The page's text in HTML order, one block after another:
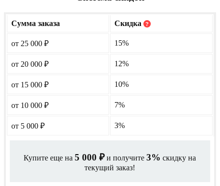
Сумма заказа Скидка ?
от 25 000 ₽ 15%
от 20 000 ₽ 12%
от 15 000 ₽ 10%
от 10 000 ₽ 7%
от 5 000 ₽ 3%
Купите еще на5 000₽и получите3% скидку на
текущий заказ!